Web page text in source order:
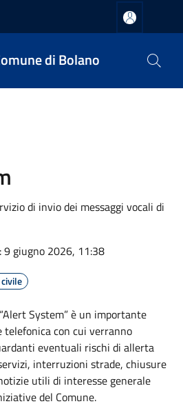
di Bolano
di invio dei messaggi vocali di
: 9 giugno 2026, 11:38
System” è un importante
con cui verranno
eventuali rischi di allerta
interruzioni strade, chiusure
utili di interesse generale
del Comune.